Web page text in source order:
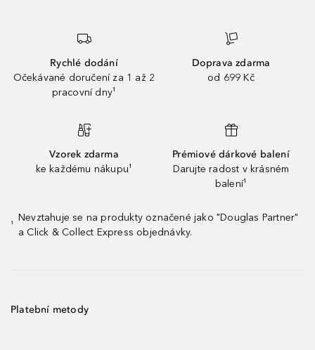
Rychlé dodání
Očekávané doručení za 1 až 2
pracovní dny¹
Doprava zdarma
od 699 Kč
Vzorek zdarma
ke každému nákupu¹
Prémiové dárkové balení
Darujte radost v krásném
balení¹
¹
Nevztahuje se na produkty označené jako "Douglas Partner"
a Click & Collect Express objednávky.
Platební metody